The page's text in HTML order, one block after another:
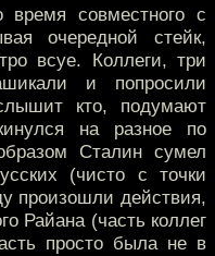
время совместного с
очередной стейк,
всуе. Коллеги, три
и попросили
кто, подумают
на разное по
Сталин сумел
(чисто с точки
произошли действия,
Райана (часть коллег
просто была не в